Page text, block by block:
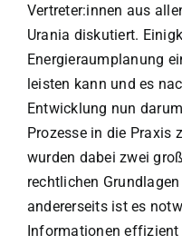
Vertreter:innen aus
Urania diskutiert.
Energieraumplanung
leisten kann und es
Entwicklung nun
Prozesse in die Praxis
wurden dabei zwei
rechtlichen
andererseits ist es
Informationen effizient